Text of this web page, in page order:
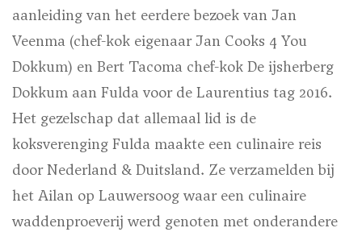
aanleiding van het eerdere bezoek van Jan
Veenma (chef-kok eigenaar Jan Cooks 4 You
Dokkum) en Bert Tacoma chef-kok De ijsherberg
Dokkum aan Fulda voor de Laurentius tag 2016.
Het gezelschap dat allemaal lid is de
koksverenging Fulda maakte een culinaire reis
door Nederland & Duitsland. Ze verzamelden bij
het Ailan op Lauwersoog waar een culinaire
waddenproeverij werd genoten met onderandere